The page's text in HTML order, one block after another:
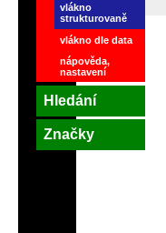
vlákno
strukturovaně
vlákno dle data
nápověda,
nastavení
Hledání
Značky